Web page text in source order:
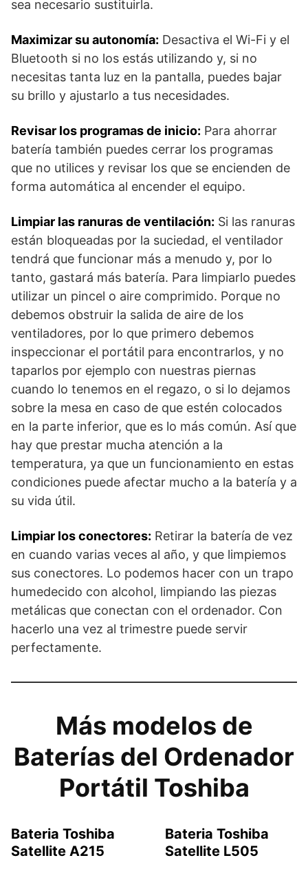
sea necesario sustituirla.
Maximizar su autonomía: Desactiva el Wi-Fi y el
Bluetooth si no los estás utilizando y, si no
necesitas tanta luz en la pantalla, puedes bajar
su brillo y ajustarlo a tus necesidades.
Revisar los programas de inicio: Para ahorrar
batería también puedes cerrar los programas
que no utilices y revisar los que se encienden de
forma automática al encender el equipo.
Limpiar las ranuras de ventilación: Si las ranuras
están bloqueadas por la suciedad, el ventilador
tendrá que funcionar más a menudo y, por lo
tanto, gastará más batería. Para limpiarlo puedes
utilizar un pincel o aire comprimido. Porque no
debemos obstruir la salida de aire de los
ventiladores, por lo que primero debemos
inspeccionar el portátil para encontrarlos, y no
taparlos por ejemplo con nuestras piernas
cuando lo tenemos en el regazo, o si lo dejamos
sobre la mesa en caso de que estén colocados
en la parte inferior, que es lo más común. Así que
hay que prestar mucha atención a la
temperatura, ya que un funcionamiento en estas
condiciones puede afectar mucho a la batería y a
su vida útil.
Limpiar los conectores: Retirar la batería de vez
en cuando varias veces al año, y que limpiemos
sus conectores. Lo podemos hacer con un trapo
humedecido con alcohol, limpiando las piezas
metálicas que conectan con el ordenador. Con
hacerlo una vez al trimestre puede servir
perfectamente.
Más modelos de
Baterías del Ordenador
Portátil Toshiba
Bateria Toshiba
Satellite A215
Bateria Toshiba
Satellite L505